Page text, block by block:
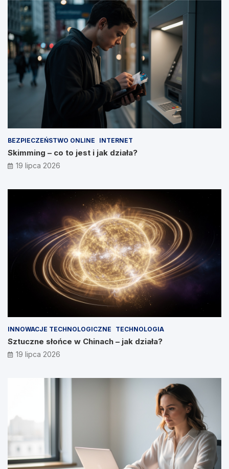
BEZPIECZEŃSTWO ONLINE INTERNET
Skimming – co to jest i jak działa?
19 lipca 2026
INNOWACJE TECHNOLOGICZNE TECHNOLOGIA
Sztuczne słońce w Chinach – jak działa?
19 lipca 2026